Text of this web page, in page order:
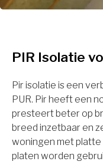
PIR Isolatie
Pir isolatie is een
PUR. Pir heeft een
presteert beter op
breed inzetbaar en
woningen met platte
platen worden